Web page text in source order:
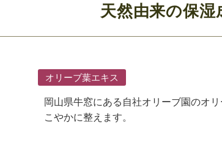
天然由来の保湿
オリーブ葉エキス
岡山県牛窓にある自社オリーブ園のオ
こやかに整えます。